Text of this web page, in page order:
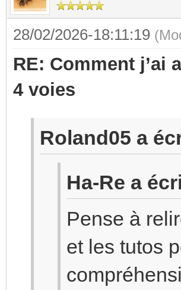
28/02/2026-18:11:19
RE: Comment j’ai
4 voies
Roland05 a
Ha-Re a
Pense à
et les tutos